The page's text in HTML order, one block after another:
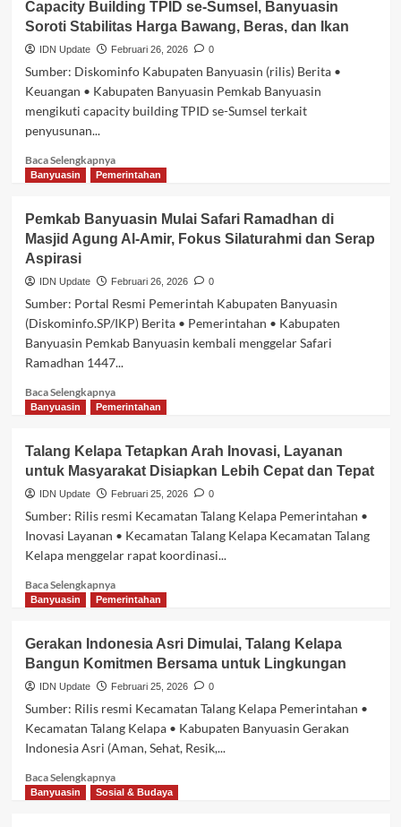
untuk
Infrastruktur
Banyuasin
Minta
Perbaikan
Nasional
Palembang–
Lebaran
2026
Capacity Building TPID se-Sumsel, Banyuasin
Soroti Stabilitas Harga Bawang, Beras, dan Ikan
IDN Update Februari 26, 2026 0
Sumber: Diskominfo Kabupaten Banyuasin (rilis) Berita •
Keuangan • Kabupaten Banyuasin Pemkab Banyuasin
mengikuti capacity building TPID se-Sumsel terkait
penyusunan...
Baca SelengkapnyaBaca
selengkapnya
Building
TPID
Sumsel,
Soroti
Stabilitas
Harga
Bawang,
dan
Ikan
Banyuasin Pemerintahan
Pemkab Banyuasin Mulai Safari Ramadhan di
Masjid Agung Al-Amir, Fokus Silaturahmi dan Serap
Aspirasi
IDN Update Februari 26, 2026 0
Sumber: Portal Resmi Pemerintah Kabupaten Banyuasin
(Diskominfo.SP/IKP) Berita • Pemerintahan • Kabupaten
Banyuasin Pemkab Banyuasin kembali menggelar Safari
Ramadhan 1447...
Baca SelengkapnyaBaca
selengkapnya
Banyuasin
Mulai
Safari
Masjid
Agung
Amir,
Fokus
dan
Serap
Banyuasin Pemerintahan
Talang Kelapa Tetapkan Arah Inovasi, Layanan
untuk Masyarakat Disiapkan Lebih Cepat dan Tepat
IDN Update Februari 25, 2026 0
Sumber: Rilis resmi Kecamatan Talang Kelapa Pemerintahan •
Inovasi Layanan • Kecamatan Talang Kelapa Kecamatan Talang
Kelapa menggelar rapat koordinasi...
Baca SelengkapnyaBaca
selengkapnya
Kelapa
Tetapkan
Arah
untuk
Masyarakat
Lebih
Cepat
Banyuasin Pemerintahan
Gerakan Indonesia Asri Dimulai, Talang Kelapa
Bangun Komitmen Bersama untuk Lingkungan
IDN Update Februari 25, 2026 0
Sumber: Rilis resmi Kecamatan Talang Kelapa Pemerintahan •
Kecamatan Talang Kelapa • Kabupaten Banyuasin Gerakan
Indonesia Asri (Aman, Sehat, Resik,...
Baca SelengkapnyaBaca
selengkapnya
Banyuasin Sosial & Budaya